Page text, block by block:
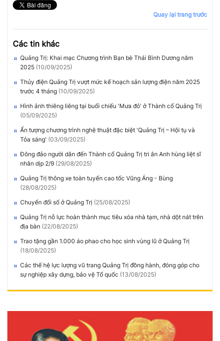
Quay lại trang trước
Các tin khác
Quảng Trị: Khai mạc Chương trình Bạn bè Thái Bình Dương năm
2025 (10/09/2025)
Thủy điện Quảng Trị vượt mức kế hoạch sản lượng điện năm 2025
trước 4 tháng (10/09/2025)
Hình ảnh thiêng liêng tại buổi chiếu 'Mưa đỏ' ở Thành cổ Quảng Trị
(05/09/2025)
Ấn tượng chương trình nghệ thuật đặc biệt 'Quảng Trị – Hội tụ và
Tỏa sáng' (03/09/2025)
Đông đảo người dân đến Thành cổ Quảng Trị tri ân Anh hùng liệt sĩ
nhân dịp 2/9 (29/08/2025)
Quảng Trị thông xe toàn tuyến cao tốc Vũng Áng - Bùng
(28/08/2025)
Chuyển đổi số ở Quảng Trị (25/08/2025)
Quảng Trị nỗ lực hoàn thành mục tiêu xóa nhà tạm, nhà dột nát trên
địa bàn (22/08/2025)
Trao tặng gần 1.000 áo phao cho học sinh vùng lũ ở Quảng Trị
(18/08/2025)
Các thế hệ lực lượng vũ trang Quảng Trị đồng hành, đóng góp cho
sự nghiệp xây dựng, bảo vệ Tổ quốc (13/08/2025)